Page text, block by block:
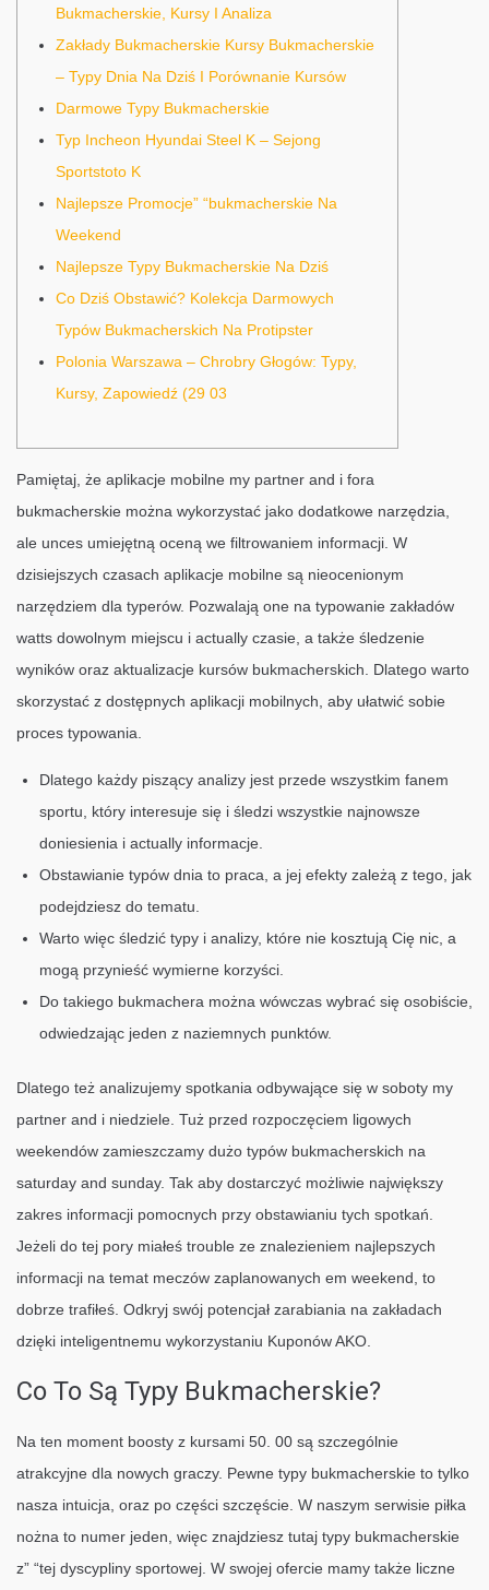
Bukmacherskie, Kursy I Analiza
Zakłady Bukmacherskie Kursy Bukmacherskie
– Typy Dnia Na Dziś I Porównanie Kursów
Darmowe Typy Bukmacherskie
Typ Incheon Hyundai Steel K – Sejong
Sportstoto K
Najlepsze Promocje” “bukmacherskie Na
Weekend
Najlepsze Typy Bukmacherskie Na Dziś
Co Dziś Obstawić? Kolekcja Darmowych
Typów Bukmacherskich Na Protipster
Polonia Warszawa – Chrobry Głogów: Typy,
Kursy, Zapowiedź (29 03
Pamiętaj, że aplikacje mobilne my partner and i fora
bukmacherskie można wykorzystać jako dodatkowe narzędzia,
ale unces umiejętną oceną we filtrowaniem informacji. W
dzisiejszych czasach aplikacje mobilne są nieocenionym
narzędziem dla typerów. Pozwalają one na typowanie zakładów
watts dowolnym miejscu i actually czasie, a także śledzenie
wyników oraz aktualizacje kursów bukmacherskich. Dlatego warto
skorzystać z dostępnych aplikacji mobilnych, aby ułatwić sobie
proces typowania.
Dlatego każdy piszący analizy jest przede wszystkim fanem
sportu, który interesuje się i śledzi wszystkie najnowsze
doniesienia i actually informacje.
Obstawianie typów dnia to praca, a jej efekty zależą z tego, jak
podejdziesz do tematu.
Warto więc śledzić typy i analizy, które nie kosztują Cię nic, a
mogą przynieść wymierne korzyści.
Do takiego bukmachera można wówczas wybrać się osobiście,
odwiedzając jeden z naziemnych punktów.
Dlatego też analizujemy spotkania odbywające się w soboty my
partner and i niedziele. Tuż przed rozpoczęciem ligowych
weekendów zamieszczamy dużo typów bukmacherskich na
saturday and sunday. Tak aby dostarczyć możliwie największy
zakres informacji pomocnych przy obstawianiu tych spotkań.
Jeżeli do tej pory miałeś trouble ze znalezieniem najlepszych
informacji na temat meczów zaplanowanych em weekend, to
dobrze trafiłeś. Odkryj swój potencjał zarabiania na zakładach
dzięki inteligentnemu wykorzystaniu Kuponów AKO.
Co To Są Typy Bukmacherskie?
Na ten moment boosty z kursami 50. 00 są szczególnie
atrakcyjne dla nowych graczy. Pewne typy bukmacherskie to tylko
nasza intuicja, oraz po części szczęście. W naszym serwisie piłka
nożna to numer jeden, więc znajdziesz tutaj typy bukmacherskie
z” “tej dyscypliny sportowej. W swojej ofercie mamy także liczne